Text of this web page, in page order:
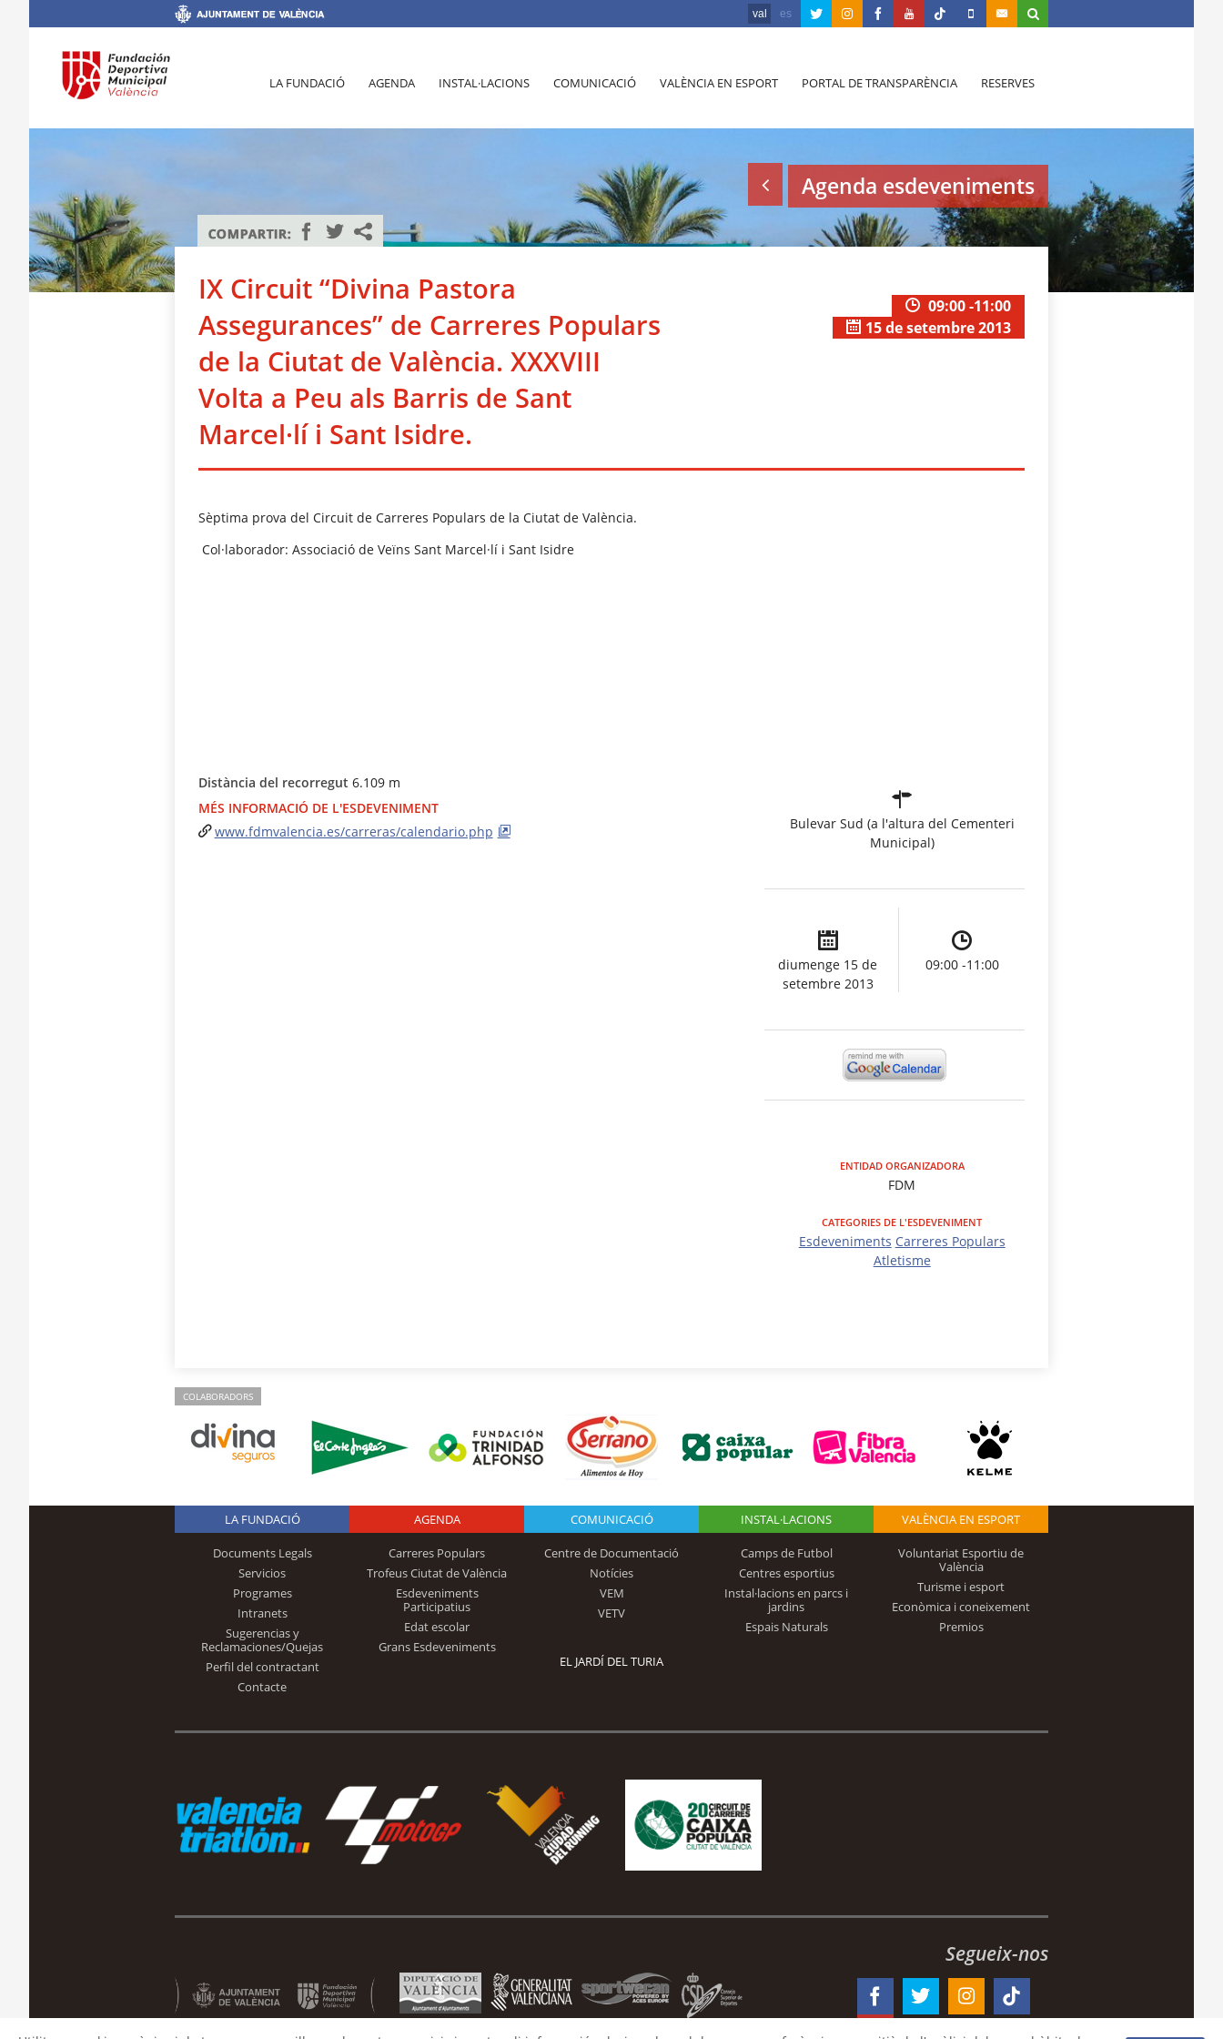
val es
LA FUNDACIÓ AGENDA INSTAL·LACIONS COMUNICACIÓ VALÈNCIA EN ESPORT PORTAL DE TRANSPARÈNCIA RESERVES
Agenda esdeveniments
IX Circuit “Divina Pastora
Assegurances” de Carreres Populars
de la Ciutat de València. XXXVIII
Volta a Peu als Barris de Sant
Marcel·lí i Sant Isidre.
09:00 -11:00
15 de setembre 2013
Sèptima prova del Circuit de Carreres Populars de la Ciutat de València.
Col·laborador: Associació de Veïns Sant Marcel·lí i Sant Isidre
Distància del recorregut 6.109 m
MÉS INFORMACIÓ DE L'ESDEVENIMENT
www.fdmvalencia.es/carreras/calendario.php
Bulevar Sud (a l'altura del Cementeri
Municipal)
diumenge 15 de
setembre 2013
09:00 -11:00
ENTIDAD ORGANIZADORA
FDM
CATEGORIES DE L'ESDEVENIMENT
Esdeveniments Carreres Populars
Atletisme
COLABORADORS
Logo Fundación
Trinidad Alfonso
LA FUNDACIÓ
Documents Legals
Servicios
Programes
Intranets
Sugerencias y
Reclamaciones/Quejas
Perfil del contractant
Contacte
AGENDA
Carreres Populars
Trofeus Ciutat de València
Esdeveniments
Participatius
Edat escolar
Grans Esdeveniments
COMUNICACIÓ
Centre de Documentació
Notícies
VEM
VETV
INSTAL·LACIONS
Camps de Futbol
Centres esportius
Instal·lacions en parcs i
jardins
Espais Naturals
VALÈNCIA EN ESPORT
Voluntariat Esportiu de
València
Turisme i esport
Econòmica i coneixement
Premios
EL JARDÍ DEL TURIA
Segueix-nos